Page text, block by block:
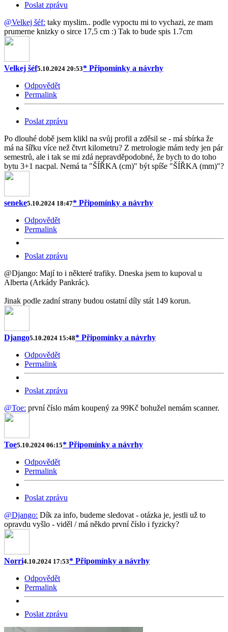
Poslat zprávu
@Velkej šéf: taky myslim.. podle vypoctu mi to vychazi, ze mam
prumerne knizky o sirce 17,5 cm :) Tak to bude spis 1.7cm
Velkej šéf5.10.2024 20:53* Připomínky a návrhy
Odpovědět
Permalink
Poslat zprávu
Po dlouhé době jsem klikl na svůj profil a zděsil se - má sbírka že
má na šířku více než čtvrt kilometru? Z metrologie mám tedy jen pár
semestrů, ale i tak se mi zdá nepravděpodobné, že bych to do toho
bytu 3+1 nacpal. Nemá ta "ŠÍŘKA (cm)" být spíše "ŠÍŘKA (mm)"?
seneke5.10.2024 18:47* Připomínky a návrhy
Odpovědět
Permalink
Poslat zprávu
@Django: Mají to i některé trafiky. Dneska jsem to kupoval u
Alberta (Arkády Pankrác).
Jinak podle zadní strany budou ostatní díly stát 149 korun.
Django5.10.2024 15:48* Připomínky a návrhy
Odpovědět
Permalink
Poslat zprávu
@Toe: první číslo mám koupený za 99Kč bohužel nemám scanner.
Toe5.10.2024 06:15* Připomínky a návrhy
Odpovědět
Permalink
Poslat zprávu
@Django: Dík za info, budeme sledovat - otázka je, jestli už to
opravdu vyšlo - viděl / má někdo první číslo i fyzicky?
Norri4.10.2024 17:53* Připomínky a návrhy
Odpovědět
Permalink
Poslat zprávu